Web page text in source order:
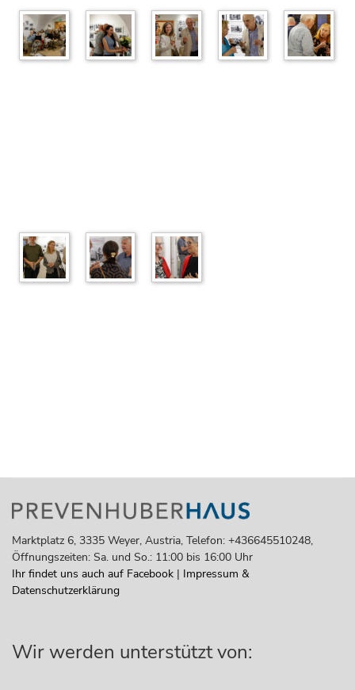
Marktplatz 6, 3335 Weyer, Austria, Telefon: +436645510248,
Öffnungszeiten: Sa. und So.: 11:00 bis 16:00 Uhr
Ihr findet uns auch auf Facebook | Impressum &
Datenschutzerklärung
Wir werden unterstützt von: